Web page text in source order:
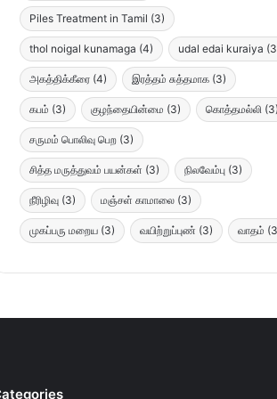
Piles Treatment in Tamil (3)
thol noigal kunamaga (4) udal edai kuraiya
அகத்திக்கீரை (4) இரத்தம் சுத்தமாக (3)
கபம் (3) குழந்தையின்மை (3) கொத்தமல்லி (3)
சருமம் பொலிவு பெற (3)
சித்த மருத்துவம் பயன்கள் (3) நிலவேம்பு (3)
நீரிழிவு (3) மஞ்சள் காமாலை (3)
முகப்பரு மறைய (3) வயிற்றுப்புண் (3) வாதம்